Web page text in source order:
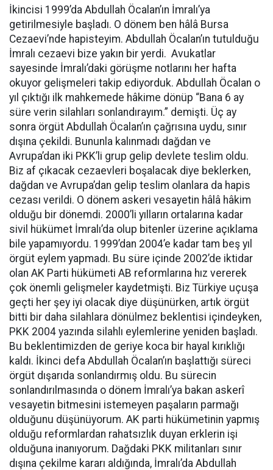
İkincisi 1999’da Abdullah Öcalan’ın İmralı’ya
getirilmesiyle başladı. O dönem ben hâlâ Bursa
Cezaevi’nde hapisteyim. Abdullah Öcalan’ın tutulduğu
İmralı cezaevi bize yakın bir yerdi. Avukatlar
sayesinde İmralı’daki görüşme notlarını her hafta
okuyor gelişmeleri takip ediyorduk. Abdullah Öcalan o
yıl çıktığı ilk mahkemede hâkime dönüp “Bana 6 ay
süre verin silahları sonlandırayım.” demişti. Üç ay
sonra örgüt Abdullah Öcalan’ın çağrısına uydu, sınır
dışına çekildi. Bununla kalınmadı dağdan ve
Avrupa’dan iki PKK’li grup gelip devlete teslim oldu.
Biz af çıkacak cezaevleri boşalacak diye beklerken,
dağdan ve Avrupa’dan gelip teslim olanlara da hapis
cezası verildi. O dönem askeri vesayetin hâlâ hâkim
olduğu bir dönemdi. 2000’li yılların ortalarına kadar
sivil hükümet İmralı’da olup bitenler üzerine açıklama
bile yapamıyordu. 1999’dan 2004’e kadar tam beş yıl
örgüt eylem yapmadı. Bu süre içinde 2002’de iktidar
olan AK Parti hükümeti AB reformlarına hız vererek
çok önemli gelişmeler kaydetmişti. Biz Türkiye uçuşa
geçti her şey iyi olacak diye düşünürken, artık örgüt
bitti bir daha silahlara dönülmez beklentisi içindeyken,
PKK 2004 yazında silahlı eylemlerine yeniden başladı.
Bu beklentimizden de geriye koca bir hayal kırıklığı
kaldı. İkinci defa Abdullah Öcalan’ın başlattığı süreci
örgüt dışarıda sonlandırmış oldu. Bu sürecin
sonlandırılmasında o dönem İmralı’ya bakan askerî
vesayetin bitmesini istemeyen paşaların parmağı
olduğunu düşünüyorum. AK parti hükümetinin yapmış
olduğu reformlardan rahatsızlık duyan erklerin işi
olduğuna inanıyorum. Dağdaki PKK militanları sınır
dışına çekilme kararı aldığında, İmralı’da Abdullah